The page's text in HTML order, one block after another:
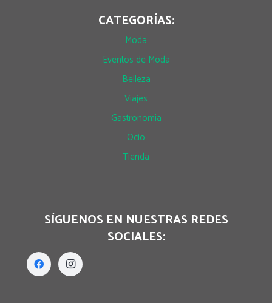
CATEGORÍAS:
Moda
Eventos de Moda
Belleza
Viajes
Gastronomía
Ocio
Tienda
SÍGUENOS EN NUESTRAS REDES
SOCIALES: